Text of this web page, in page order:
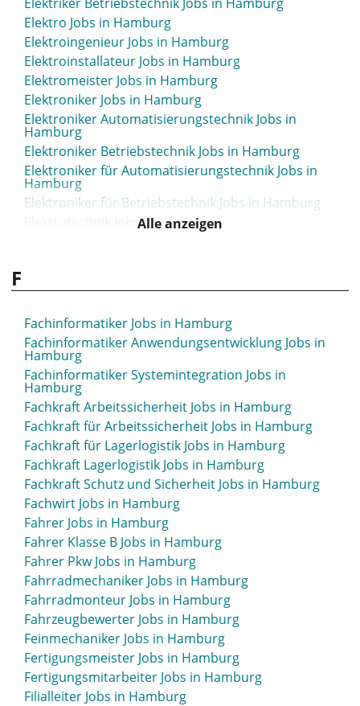
Elektro Jobs in Hamburg
Elektroingenieur Jobs in Hamburg
Elektroinstallateur Jobs in Hamburg
Elektromeister Jobs in Hamburg
Elektroniker Jobs in Hamburg
Elektroniker Automatisierungstechnik Jobs in
Hamburg
Elektroniker Betriebstechnik Jobs in Hamburg
Elektroniker für Automatisierungstechnik Jobs in
Hamburg
Elektroniker für Betriebstechnik Jobs in Hamburg
Elektrotechnik Jobs in Hamburg
Entgeltabrechner Jobs in Hamburg
Entsorger Jobs in Hamburg
Entsorgung Jobs in Hamburg
Entwicklungsingenieur Jobs in Hamburg
Ergotherapeut Jobs in Hamburg
ERP Jobs in Hamburg
ERP Consultant Jobs in Hamburg
ERP-Consultant Jobs in Hamburg
Erzieher Jobs in Hamburg
Erziehungswissenschaftler Jobs in Hamburg
Event Manager Jobs in Hamburg
Event-Manager Jobs in Hamburg
Export Jobs in Hamburg
Alle anzeigen
F
Fachinformatiker Jobs in Hamburg
Fachinformatiker Anwendungsentwicklung Jobs in
Hamburg
Fachinformatiker Systemintegration Jobs in
Hamburg
Fachkraft Arbeitssicherheit Jobs in Hamburg
Fachkraft für Arbeitssicherheit Jobs in Hamburg
Fachkraft für Lagerlogistik Jobs in Hamburg
Fachkraft Lagerlogistik Jobs in Hamburg
Fachkraft Schutz und Sicherheit Jobs in Hamburg
Fachwirt Jobs in Hamburg
Fahrer Jobs in Hamburg
Fahrer Klasse B Jobs in Hamburg
Fahrer Pkw Jobs in Hamburg
Fahrradmechaniker Jobs in Hamburg
Fahrradmonteur Jobs in Hamburg
Fahrzeugbewerter Jobs in Hamburg
Feinmechaniker Jobs in Hamburg
Fertigungsmeister Jobs in Hamburg
Fertigungsmitarbeiter Jobs in Hamburg
Filialleiter Jobs in Hamburg